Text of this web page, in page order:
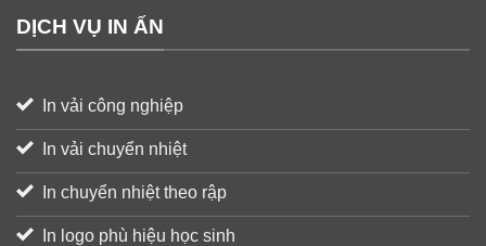
DỊCH VỤ IN ẤN
In vải công nghiệp
In vải chuyển nhiệt
In chuyển nhiệt theo rập
In logo phù hiệu học sinh